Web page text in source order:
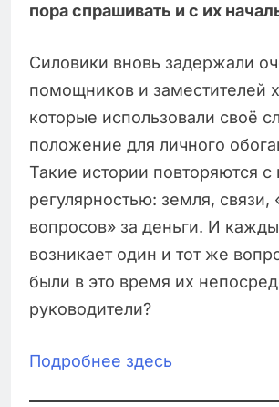
пора спрашивать и с их
Силовики вновь задержали
помощников и заместителей
которые использовали своё
положение для личного
Такие истории повторяются
регулярностью: земля,
вопросов» за деньги. И
возникает один и тот же
были в это время их
руководители?
Подробнее здесь